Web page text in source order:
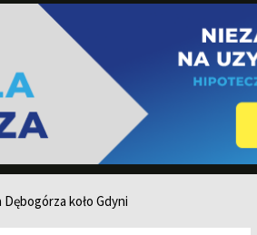
koło Gdyni